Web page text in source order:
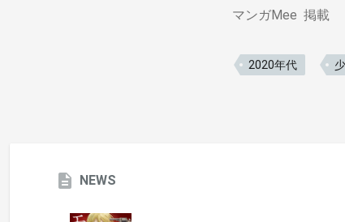
マンガMee 掲載
2020年代
NEWS